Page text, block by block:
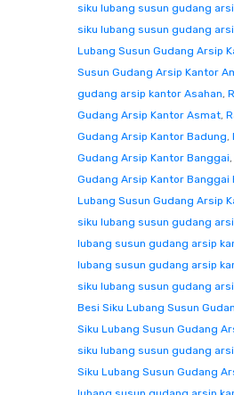
siku lubang susun gudang
siku lubang susun gudang
Lubang Susun Gudang Arsip
Susun Gudang Arsip Kantor
gudang arsip kantor Asahan,
Gudang Arsip Kantor Asmat,
Gudang Arsip Kantor Badung,
Gudang Arsip Kantor Banggai,
Gudang Arsip Kantor Banggai
Lubang Susun Gudang Arsip
siku lubang susun gudang
lubang susun gudang arsip
lubang susun gudang arsip
siku lubang susun gudang
Besi Siku Lubang Susun
Siku Lubang Susun Gudang
siku lubang susun gudang
Siku Lubang Susun Gudang